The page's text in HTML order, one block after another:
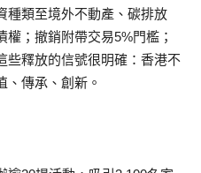
種類至境外不動產、碳排放
；撤銷附帶交易5%門檻；
些釋放的信號很明確：香港不
、傳承、創新。